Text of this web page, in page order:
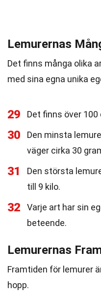
Lemurernas
Det finns många olika
med sina egna unika
29 Det finns över
30
Den minsta
väger cirka 30
31
Den största
till 9 kilo.
32
Varje art har sin
beteende.
Lemurernas
Framtiden för lemurer
hopp.